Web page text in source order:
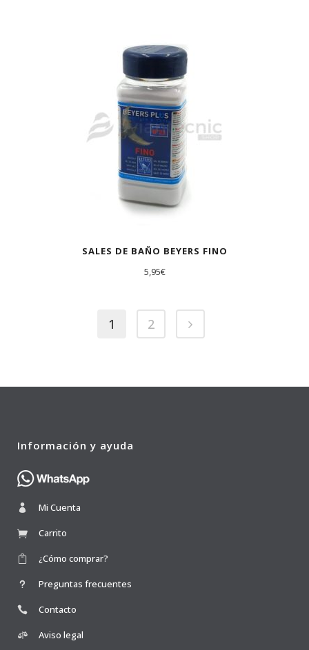
SALES DE BAÑO BEYERS FINO
5,95€
1 2
Información y ayuda
Mi Cuenta
Carrito
¿Cómo comprar?
Preguntas frecuentes
Contacto
Aviso legal